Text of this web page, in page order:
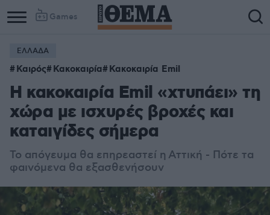
Games
ΕΛΛΑΔΑ
Καιρός Κακοκαιρία Κακοκαιρία Emil
Η κακοκαιρία Emil «χτυπάει» τη
χώρα με ισχυρές βροχές και
καταιγίδες σήμερα
Το απόγευμα θα επηρεαστεί η Αττική - Πότε τα
φαινόμενα θα εξασθενήσουν